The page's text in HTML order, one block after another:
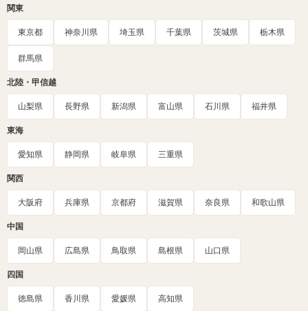
関東
東京都 神奈川県 埼玉県 千葉県 茨城県 栃木県
群馬県
北陸・甲信越
山梨県 長野県 新潟県 富山県 石川県 福井県
東海
愛知県 静岡県 岐阜県 三重県
関西
大阪府 兵庫県 京都府 滋賀県 奈良県 和歌山県
中国
岡山県 広島県 鳥取県 島根県 山口県
四国
徳島県 香川県 愛媛県 高知県